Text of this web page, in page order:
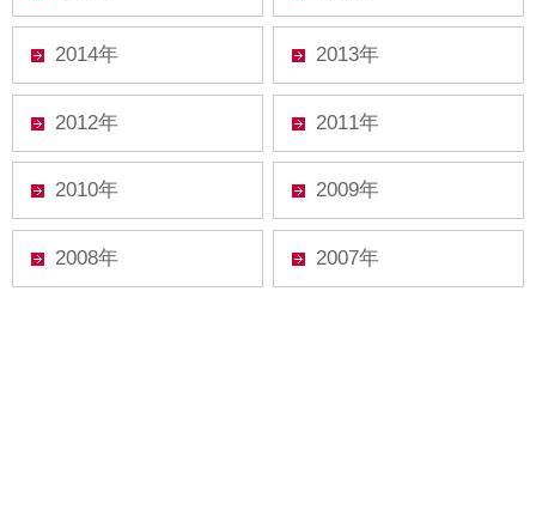
2014年 2013年
2012年 2011年
2010年 2009年
2008年 2007年